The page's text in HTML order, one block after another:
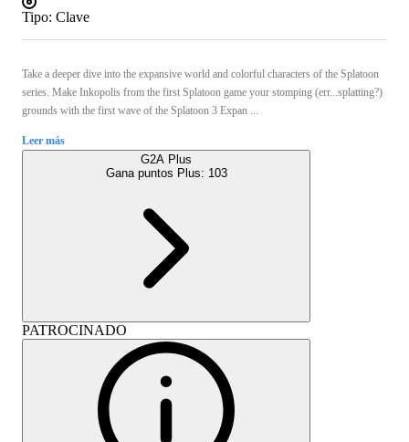
Tipo: Clave
Take a deeper dive into the expansive world and colorful characters of the Splatoon
series. Make Inkopolis from the first Splatoon game your stomping (err...splatting?)
grounds with the first wave of the Splatoon 3 Expan ...
Leer más
G2A Plus
Gana puntos Plus: 103
PATROCINADO